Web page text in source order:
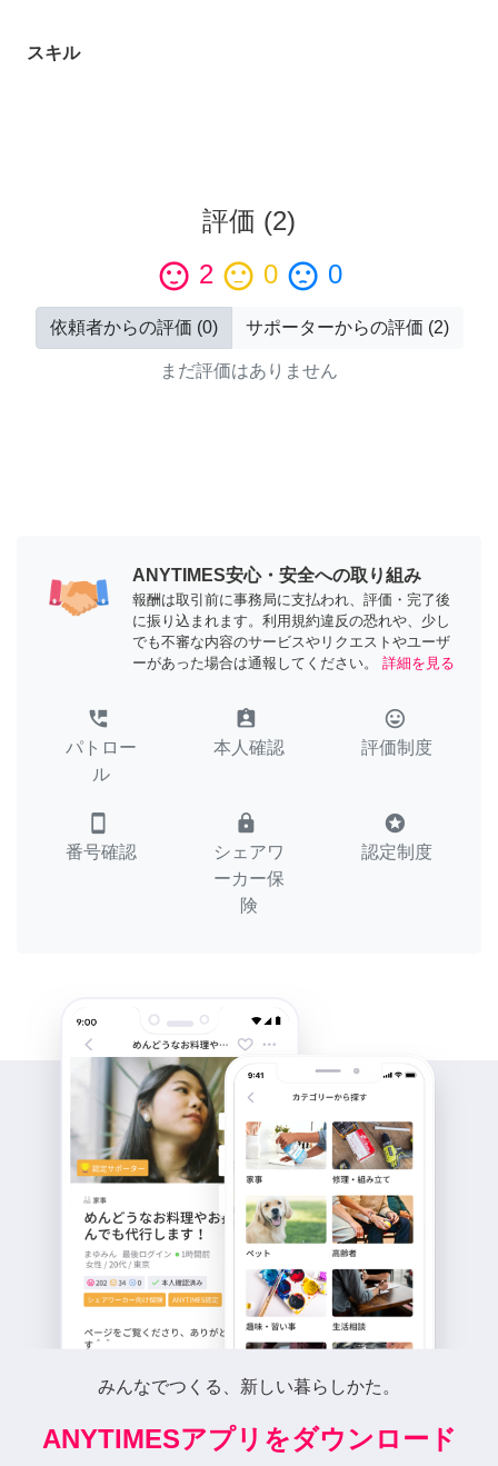
スキル
評価 (2)
sentiment_satisfied 2 sentiment_neutral 0 sentiment_dissatisfied 0
依頼者からの評価 (0) サポーターからの評価 (2)
まだ評価はありません
ANYTIMES安心・安全への取り組み
報酬は取引前に事務局に支払われ、評価・完了後
に振り込まれます。利用規約違反の恐れや、少し
でも不審な内容のサービスやリクエストやユーザ
ーがあった場合は通報してください。
詳細を見る
perm_phone_msg
パトロー
ル
assignment_ind
本人確認
tag_faces
評価制度
smartphone
番号確認
lock
シェアワ
ーカー保
険
stars
認定制度
みんなでつくる、新しい暮らしかた。
ANYTIMESアプリをダウンロード